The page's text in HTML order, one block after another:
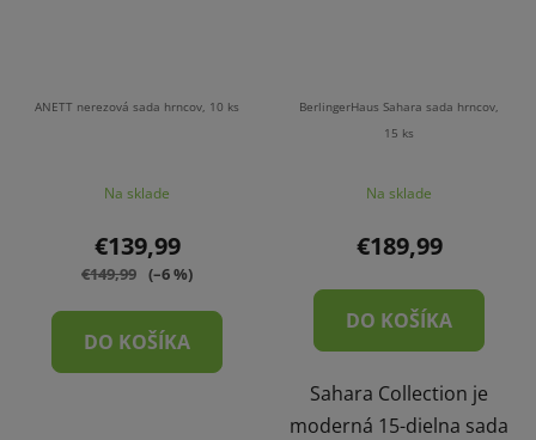
ANETT nerezová sada hrncov, 10 ks
Na sklade
€139,99
€149,99 (–6 %)
DO KOŠÍKA
BerlingerHaus Sahara sada hrncov,
15 ks
Na sklade
€189,99
DO KOŠÍKA
Sahara Collection je
moderná 15-dielna sada